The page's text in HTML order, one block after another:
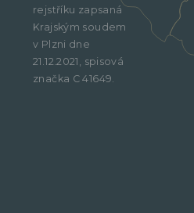
rejstříku zapsaná
Krajským soudem
v Plzni dne
21.12.2021, spisová
značka C 41649.